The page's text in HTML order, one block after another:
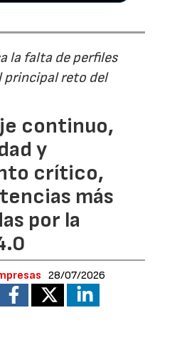
la falta de perfiles
principal reto del
continuo,
y
crítico,
más
por la
28/07/2026